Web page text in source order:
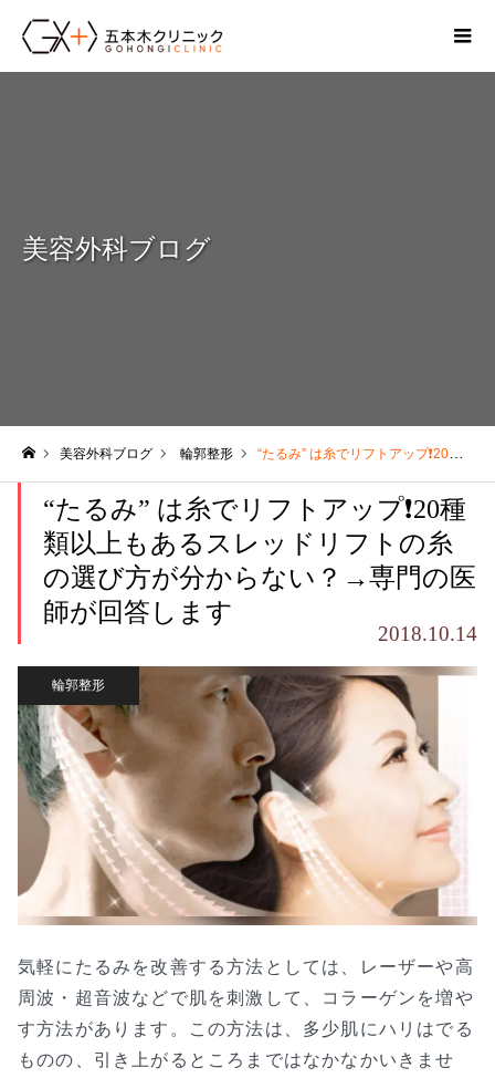
美容外科ブログ
美容外科ブログ 輪郭整形 “たるみ” は糸でリフトアップ❗20種類以上もあるスレッドリフトの糸の選び方が分からない？→専門の医師が回答します
“たるみ” は糸でリフトアップ❗20種
類以上もあるスレッドリフトの糸
の選び方が分からない？→専門の医
師が回答します
2018.10.14
輪郭整形
気軽にたるみを改善する方法としては、レーザーや高
周波・超音波などで肌を刺激して、コラーゲンを増や
す方法があります。この方法は、多少肌にハリはでる
ものの、引き上がるところまではなかなかいきませ